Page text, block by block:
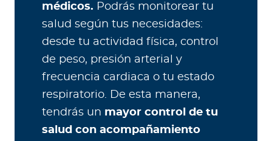
médicos. Podrás monitorear tu
salud según tus necesidades:
desde tu actividad física, control
de peso, presión arterial y
frecuencia cardiaca o tu estado
respiratorio. De esta manera,
tendrás un mayor control de tu
salud con acompañamiento